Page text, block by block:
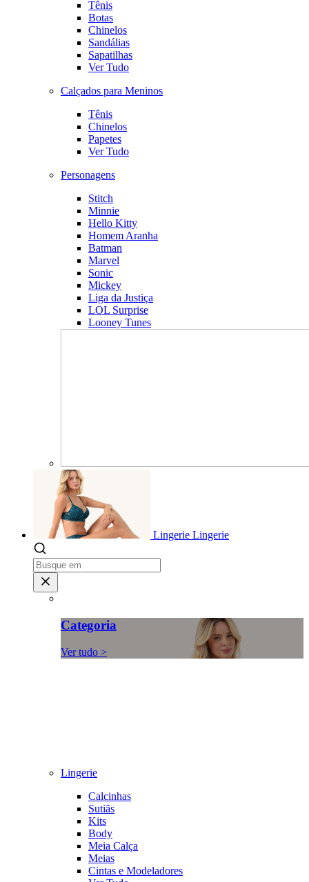
Tênis
Botas
Chinelos
Sandálias
Sapatilhas
Ver Tudo
Calçados para Meninos
Tênis
Chinelos
Papetes
Ver Tudo
Personagens
Stitch
Minnie
Hello Kitty
Homem Aranha
Batman
Marvel
Sonic
Mickey
Liga da Justiça
LOL Surprise
Looney Tunes
Lingerie Lingerie
Categoria
Ver tudo >
Lingerie
Calcinhas
Sutiãs
Kits
Body
Meia Calça
Meias
Cintas e Modeladores